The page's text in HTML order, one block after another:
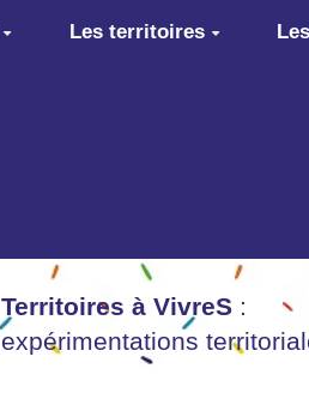
Les territoires
Territoires à VivreS :
expérimentations